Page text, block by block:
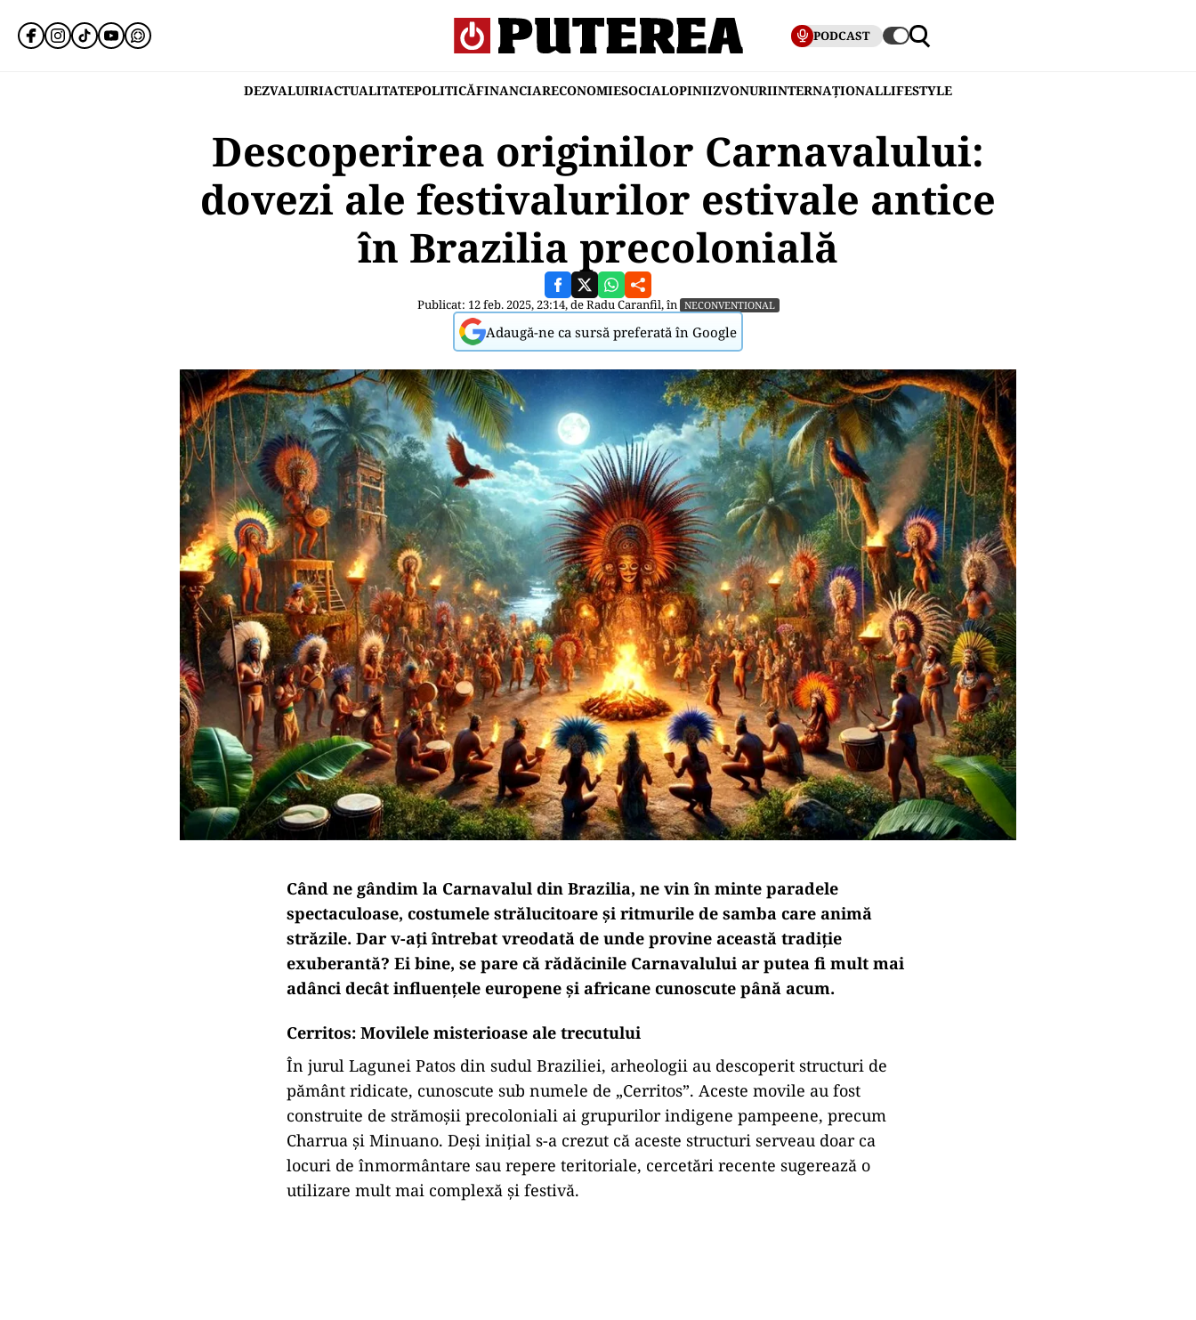
PODCAST
DEZVALUIRIACTUALITATEPOLITICĂFINANCIARECONOMIESOCIALOPINIIZVONURIINTERNAȚIONALLIFESTYLE
Descoperirea originilor Carnavalului:
dovezi ale festivalurilor estivale antice
în Brazilia precolonială
Publicat: 12 feb. 2025, 23:14, deRadu Caranfil, în NECONVENTIONAL
Adaugă-ne ca sursă preferată în Google
Când ne gândim la Carnavalul din Brazilia, ne vin în minte paradele
spectaculoase, costumele strălucitoare și ritmurile de samba care animă
străzile. Dar v-ați întrebat vreodată de unde provine această tradiție
exuberantă? Ei bine, se pare că rădăcinile Carnavalului ar putea fi mult mai
adânci decât influențele europene și africane cunoscute până acum.
Cerritos: Movilele misterioase ale trecutului
În jurul Lagunei Patos din sudul Braziliei, arheologii au descoperit structuri de
pământ ridicate, cunoscute sub numele de „Cerritos”. Aceste movile au fost
construite de strămoșii precoloniali ai grupurilor indigene pampeene, precum
Charrua și Minuano. Deși inițial s-a crezut că aceste structuri serveau doar ca
locuri de înmormântare sau repere teritoriale, cercetări recente sugerează o
utilizare mult mai complexă și festivă.